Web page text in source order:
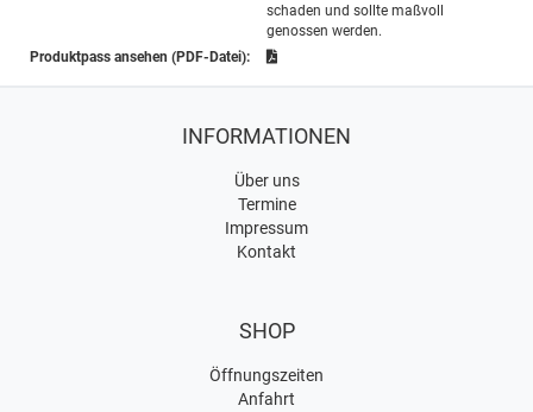
schaden und sollte maßvoll
genossen werden.
Produktpass ansehen (PDF-Datei):
INFORMATIONEN
Über uns
Termine
Impressum
Kontakt
SHOP
Öffnungszeiten
Anfahrt